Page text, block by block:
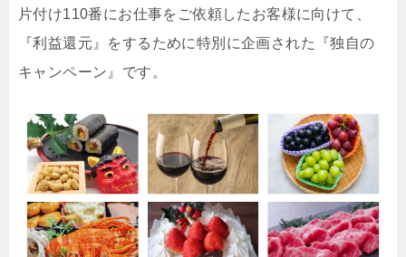
片付け110番にお仕事をご依頼したお客様に向けて、
『利益還元』をするために特別に企画された『独自の
キャンペーン』です。